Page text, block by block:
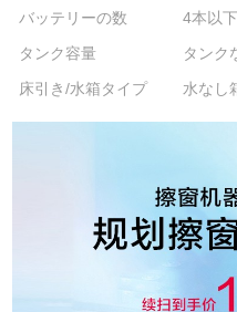
バッテリーの数
4本以下
タンク容量
タンク
床引き/水箱タイプ
水なし